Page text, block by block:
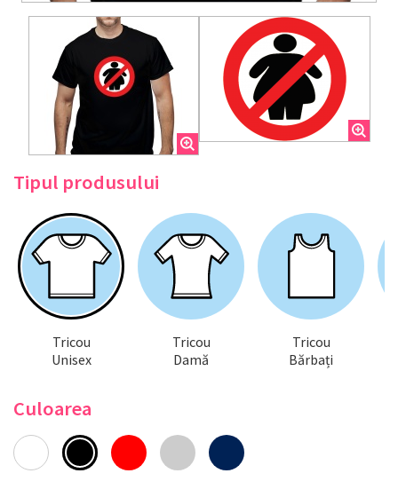
Tipul produsului
Tricou
Unisex
Tricou
Damă
Tricou
Bărbați
Culoarea